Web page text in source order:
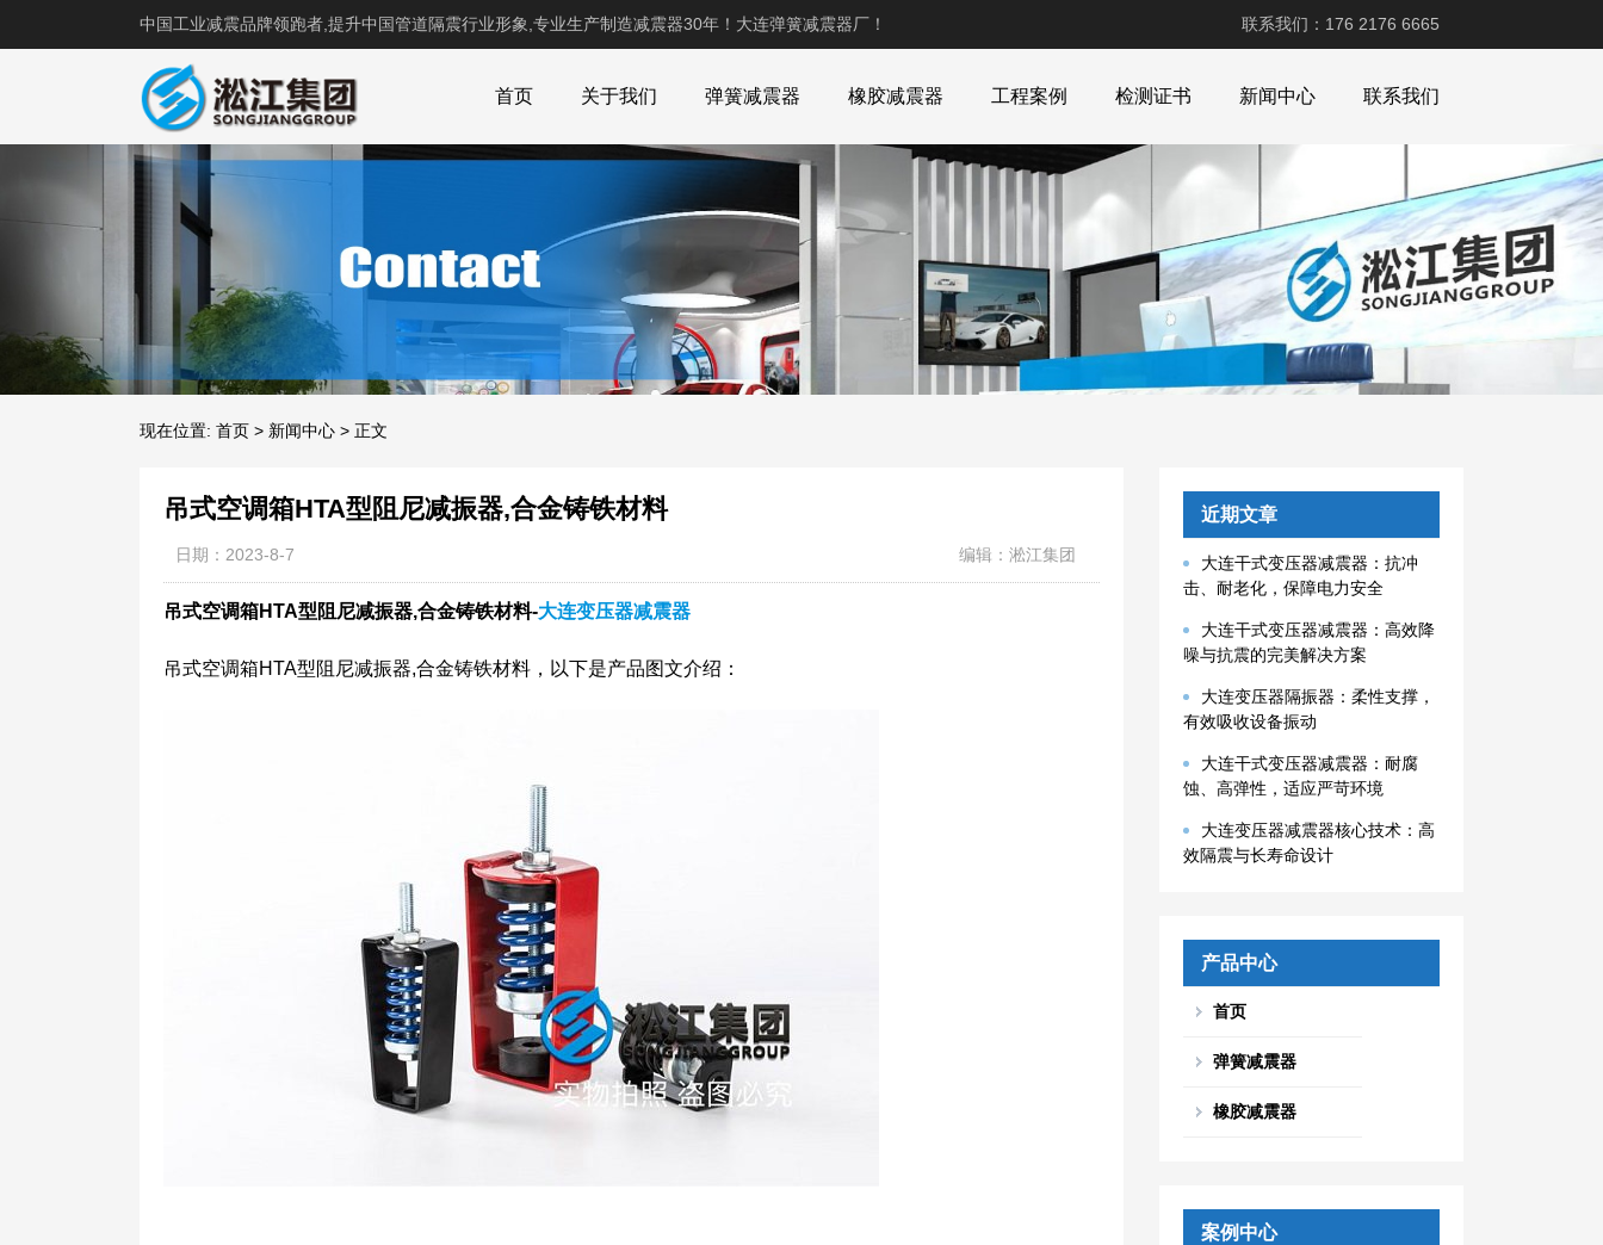
中国工业减震品牌领跑者,提升中国管道隔震行业形象,专业生产制造减震器30年！大连弹簧减震器厂！ 联系我们：176 2176 6665
首页 关于我们 弹簧减震器 橡胶减震器 工程案例 检测证书 新闻中心 联系我们
现在位置: 首页 > 新闻中心 > 正文
吊式空调箱HTA型阻尼减振器,合金铸铁材料
日期：2023-8-7 编辑：淞江集团
吊式空调箱HTA型阻尼减振器,合金铸铁材料-大连变压器减震器
吊式空调箱HTA型阻尼减振器,合金铸铁材料，以下是产品图文介绍：
近期文章
大连干式变压器减震器：抗冲
击、耐老化，保障电力安全
大连干式变压器减震器：高效降
噪与抗震的完美解决方案
大连变压器隔振器：柔性支撑，
有效吸收设备振动
大连干式变压器减震器：耐腐
蚀、高弹性，适应严苛环境
大连变压器减震器核心技术：高
效隔震与长寿命设计
产品中心
首页
弹簧减震器
橡胶减震器
案例中心